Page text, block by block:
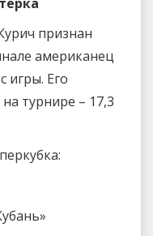
признан
американец
игры. Его
турнире – 17,3